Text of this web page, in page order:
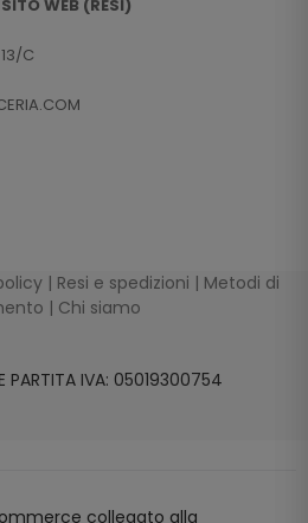
WEB (RESI)
C
| Resi e spedizioni | Metodi di
| Chi siamo
PARTITA IVA: 05019300754
collegato alla